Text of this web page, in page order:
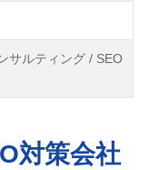
サルティング / SEO
対策会社